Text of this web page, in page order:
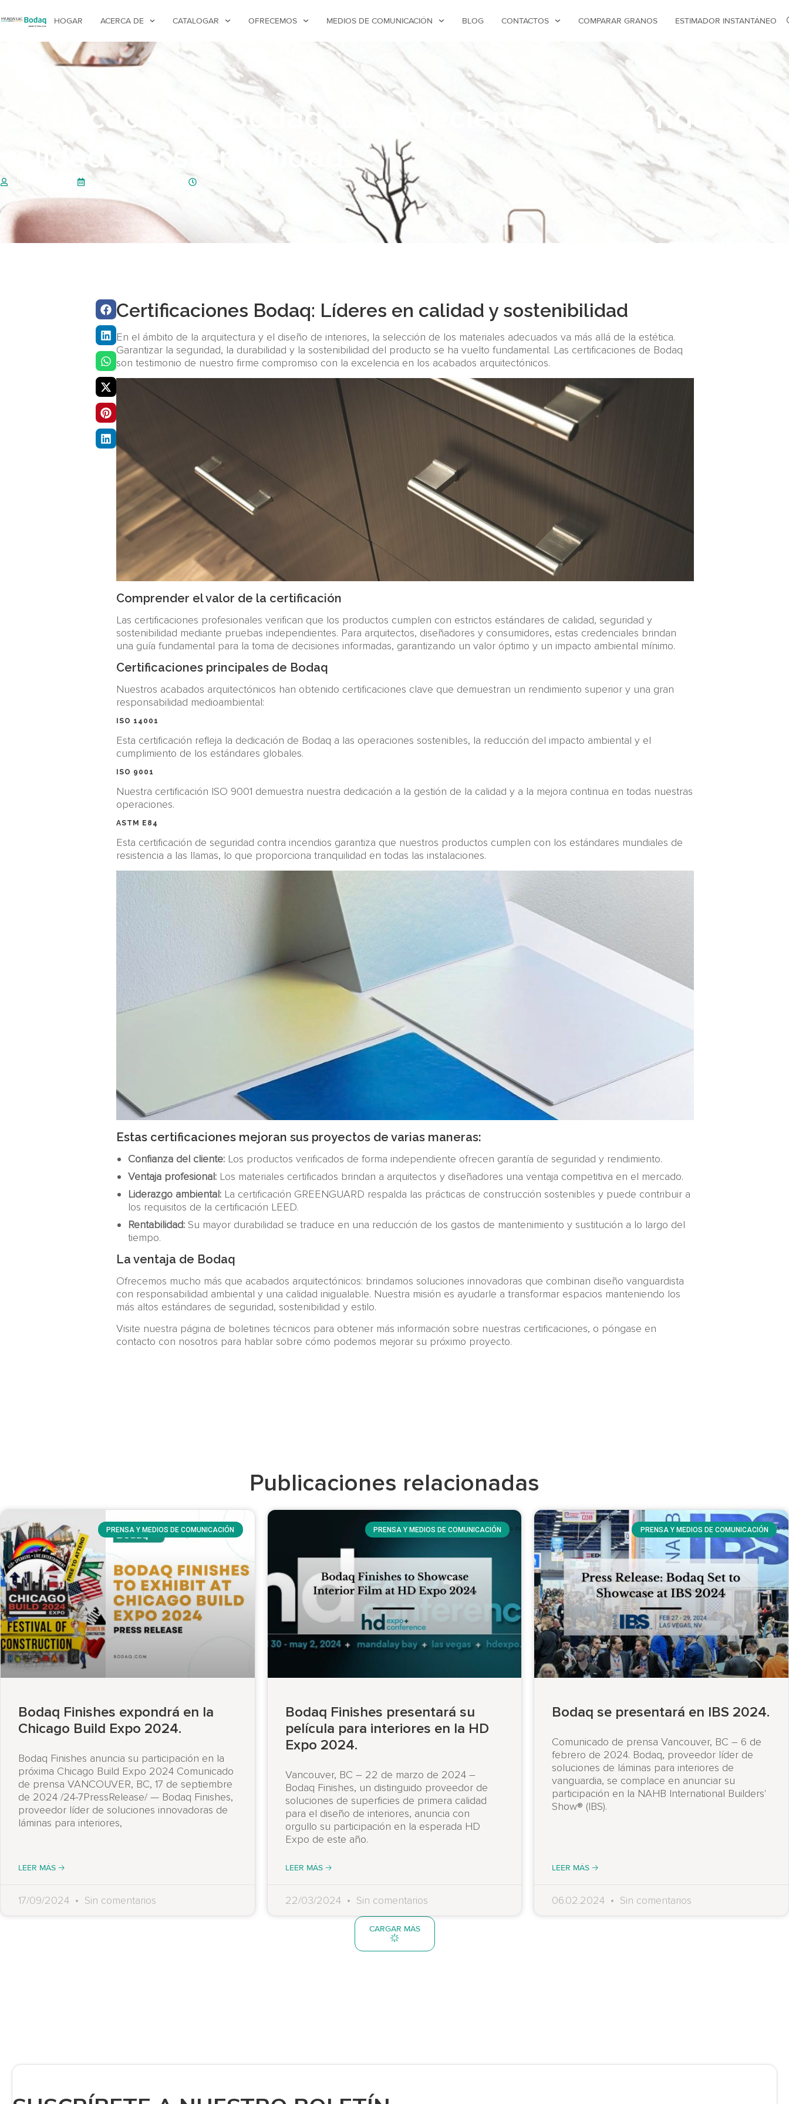
HOGAR ACERCA DE CATALOGAR OFRECEMOS MEDIOS DE COMUNICACIÓN BLOG CONTACTOS COMPARAR GRANOS ESTIMADOR INSTANTÁNEO
Certificaciones Bodaq: Estableciendo el estándar en
calidad y sostenibilidad.
23 DE DICIEMBRE DE 2024
Certificaciones Bodaq: Líderes en calidad y sostenibilidad
En el ámbito de la arquitectura y el diseño de interiores, la selección de los materiales adecuados va más allá de la estética.
Garantizar la seguridad, la durabilidad y la sostenibilidad del producto se ha vuelto fundamental. Las certificaciones de Bodaq
son testimonio de nuestro firme compromiso con la excelencia en los acabados arquitectónicos.
Comprender el valor de la certificación
Las certificaciones profesionales verifican que los productos cumplen con estrictos estándares de calidad, seguridad y
sostenibilidad mediante pruebas independientes. Para arquitectos, diseñadores y consumidores, estas credenciales brindan
una guía fundamental para la toma de decisiones informadas, garantizando un valor óptimo y un impacto ambiental mínimo.
Certificaciones principales de Bodaq
Nuestros acabados arquitectónicos han obtenido certificaciones clave que demuestran un rendimiento superior y una gran
responsabilidad medioambiental:
ISO 14001
Esta certificación refleja la dedicación de Bodaq a las operaciones sostenibles, la reducción del impacto ambiental y el
cumplimiento de los estándares globales.
ISO 9001
Nuestra certificación ISO 9001 demuestra nuestra dedicación a la gestión de la calidad y a la mejora continua en todas nuestras
operaciones.
ASTM E84
Esta certificación de seguridad contra incendios garantiza que nuestros productos cumplen con los estándares mundiales de
resistencia a las llamas, lo que proporciona tranquilidad en todas las instalaciones.
Estas certificaciones mejoran sus proyectos de varias maneras:
Confianza del cliente:Los productos verificados de forma independiente ofrecen garantía de seguridad y rendimiento.
Ventaja profesional:Los materiales certificados brindan a arquitectos y diseñadores una ventaja competitiva en el mercado.
Liderazgo ambiental:La certificación GREENGUARD respalda las prácticas de construcción sostenibles y puede contribuir a
los requisitos de la certificación LEED.
Rentabilidad: Su mayor durabilidad se traduce en una reducción de los gastos de mantenimiento y sustitución a lo largo del
tiempo.
La ventaja de Bodaq
Ofrecemos mucho más que acabados arquitectónicos: brindamos soluciones innovadoras que combinan diseño vanguardista
con responsabilidad ambiental y una calidad inigualable. Nuestra misión es ayudarle a transformar espacios manteniendo los
más altos estándares de seguridad, sostenibilidad y estilo.
Visite nuestra página de boletines técnicos para obtener más información sobre nuestras certificaciones, o póngase en
contacto con nosotros para hablar sobre cómo podemos mejorar su próximo proyecto.
Publicaciones relacionadas
PRENSA Y MEDIOS DE COMUNICACIÓN
Bodaq Finishes expondrá en la
Chicago Build Expo 2024.
Bodaq Finishes anuncia su participación en la
próxima Chicago Build Expo 2024 Comunicado
de prensa VANCOUVER, BC, 17 de septiembre
de 2024 /24-7PressRelease/ — Bodaq Finishes,
proveedor líder de soluciones innovadoras de
láminas para interiores,
LEER MÁS 🡢
17/09/2024 Sin comentarios
PRENSA Y MEDIOS DE COMUNICACIÓN
Bodaq Finishes presentará su
película para interiores en la HD
Expo 2024.
Vancouver, BC – 22 de marzo de 2024 –
Bodaq Finishes, un distinguido proveedor de
soluciones de superficies de primera calidad
para el diseño de interiores, anuncia con
orgullo su participación en la esperada HD
Expo de este año.
LEER MÁS 🡢
22/03/2024 Sin comentarios
PRENSA Y MEDIOS DE COMUNICACIÓN
Bodaq se presentará en IBS 2024.
Comunicado de prensa Vancouver, BC – 6 de
febrero de 2024. Bodaq, proveedor líder de
soluciones de láminas para interiores de
vanguardia, se complace en anunciar su
participación en la NAHB International Builders'
Show® (IBS).
LEER MÁS 🡢
06.02.2024 Sin comentarios
CARGAR MÁS